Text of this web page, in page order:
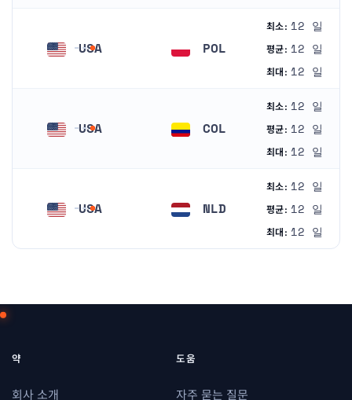
USA POL
최소: 12 일
평균: 12 일
최대: 12 일
USA COL
최소: 12 일
평균: 12 일
최대: 12 일
USA NLD
최소: 12 일
평균: 12 일
최대: 12 일
약
회사 소개
도움
자주 묻는 질문